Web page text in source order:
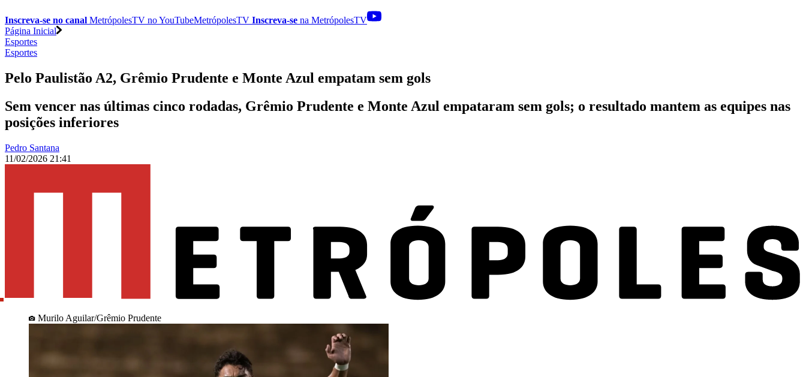
Inscreva-se no canal MetrópolesTV noYouTubeMetrópolesTV Inscreva-se na MetrópolesTV
Página Inicial
Esportes
Esportes
Pelo Paulistão A2, Grêmio Prudente e Monte Azul empatam sem gols
Sem vencer nas últimas cinco rodadas, Grêmio Prudente e Monte Azul empataram sem gols; o resultado mantem as equipes nas
posições inferiores
Pedro Santana
11/02/2026 21:41
Murilo Aguilar/Grêmio Prudente